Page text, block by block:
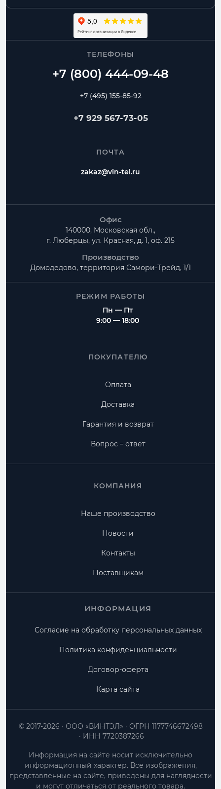
ТЕЛЕФОНЫ
+7 (495) 155-85-92
+7 929 567-73-05
ПОЧТА
zakaz@vin-tel.ru
Офис
140000, Московская обл.,
г. Люберцы, ул. Красная, д. 1, оф. 215
Производство
Домодедово, территория Самори-Трейд, 1/1
РЕЖИМ РАБОТЫ
Пн — Пт
9:00 — 18:00
ПОКУПАТЕЛЮ
Оплата
Доставка
Гарантия и возврат
Вопрос – ответ
КОМПАНИЯ
Наше производство
Новости
Контакты
Поставщикам
ИНФОРМАЦИЯ
Согласие на обработку персональных данных
Политика конфиденциальности
Договор-оферта
Карта сайта
ООО «ВИНТЭЛ»
ОГРН 1177746672498
ИНН 7720387266
© 2017-2026
Информация на сайте носит исключительно
информационный характер. Все изображения,
представленные на сайте, приведены для наглядности
и могут отличаться от реального товара.